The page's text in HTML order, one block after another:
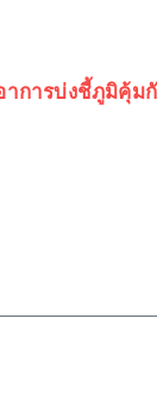
าการบ่งชี้ภูมิคุ้ม